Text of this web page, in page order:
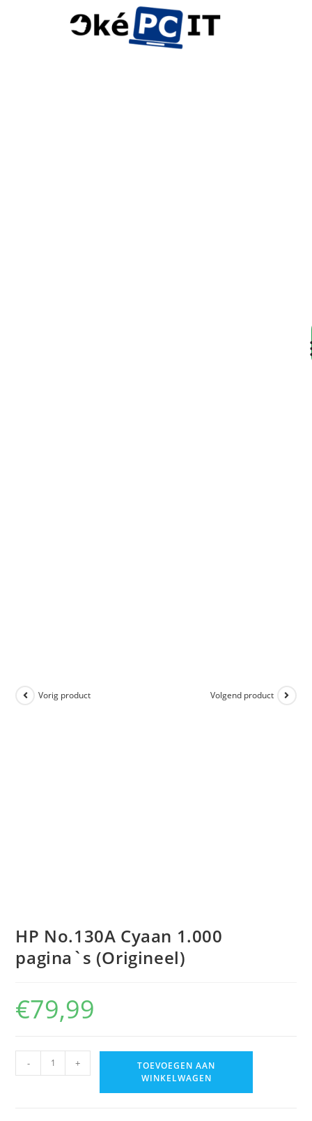
Vorig product Volgend product
HP No.130A Cyaan 1.000
pagina`s (Origineel)
€79,99
- +
TOEVOEGEN AAN
WINKELWAGEN